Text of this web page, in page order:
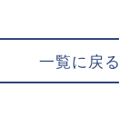
一覧に戻る